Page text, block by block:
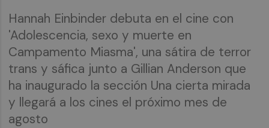
Hannah Einbinder debuta en el cine con
'Adolescencia, sexo y muerte en
Campamento Miasma', una sátira de terror
trans y sáfica junto a Gillian Anderson que
ha inaugurado la sección Una cierta mirada
y llegará a los cines el próximo mes de
agosto